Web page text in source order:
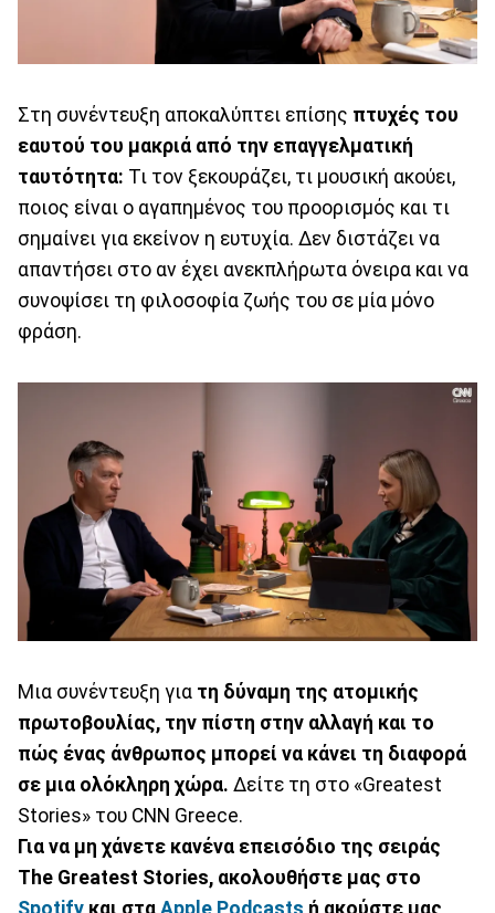
Στη συνέντευξη αποκαλύπτει επίσης πτυχές του
εαυτού του μακριά από την επαγγελματική
ταυτότητα: Τι τον ξεκουράζει, τι μουσική ακούει,
ποιος είναι ο αγαπημένος του προορισμός και τι
σημαίνει για εκείνον η ευτυχία. Δεν διστάζει να
απαντήσει στο αν έχει ανεκπλήρωτα όνειρα και να
συνοψίσει τη φιλοσοφία ζωής του σε μία μόνο
φράση.
Μια συνέντευξη για τη δύναμη της ατομικής
πρωτοβουλίας, την πίστη στην αλλαγή και το
πώς ένας άνθρωπος μπορεί να κάνει τη διαφορά
σε μια ολόκληρη χώρα. Δείτε τη στο «Greatest
Stories» του CNN Greece.
Για να μη χάνετε κανένα επεισόδιο της σειράς
The Greatest Stories, ακολουθήστε μας στο